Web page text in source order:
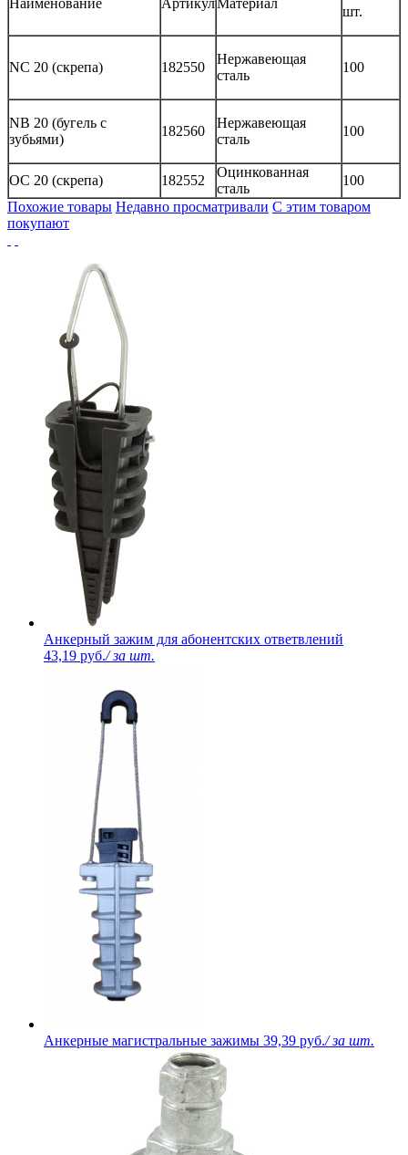
Наименование Артикул Материал
шт.
NC 20 (скрепа) 182550
Нержавеющая
сталь
100
NB 20 (бугель с
зубьями)
182560
Нержавеющая
сталь
100
OC 20 (скрепа) 182552
Оцинкованная
сталь
100
Похожие товары Недавно просматривали С этим товаром
покупают
Анкерный зажим для абонентских ответвлений
43,19 руб./ за шт.
Анкерные магистральные зажимы 39,39 руб./ за шт.